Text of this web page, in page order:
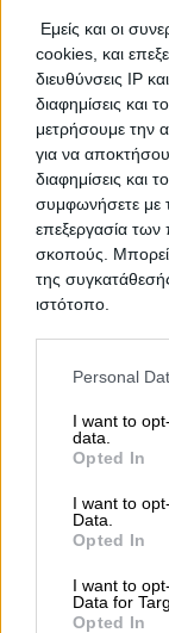
Εμείς και οι
cookies, και
διευθύνσεις IP
διαφημίσεις και
μετρήσουμε την
για να
διαφημίσεις και
συμφωνήσετε με
επεξεργασία
σκοπούς.
της
ιστότοπο.
Please note that
and may gather
to Google and
purposes in
Personal
I want to
data.
Opted In
I want to
Data.
Opted In
I want to
Data for
Opted In
θρανίο!». Δημόσιο
Αθανάσιος Δράμας
Δημοτικά,
βρίσκονται στη
Δημόσια Σχολεία
πληροφορίες των
Δημόσια
Δημόσια Σχολεία
Αρχική > Νομός
Οργανισμοί -
Δημοφιλείς
Ψυχολόγοι
Συνεργεία
Υδραυλικοί -
περισσότερα >>